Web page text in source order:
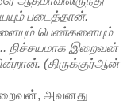
படைத்தான்.
பெண்களையும்
நிச்சயமாக இறைவன்
(திருக்குர்ஆன்
அவனது